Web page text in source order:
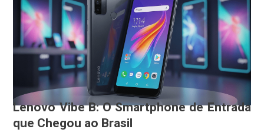
Lenovo Vibe B: O Smartphone de Entrada
que Chegou ao Brasil